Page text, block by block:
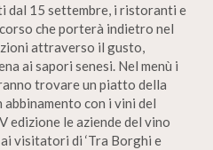
dal 15 settembre, i ristoranti e
che porterà indietro nel
attraverso il gusto,
ai sapori senesi. Nel menù i
trovare un piatto della
con i vini del
edizione le aziende del vino
visitatori di ‘Tra Borghi e